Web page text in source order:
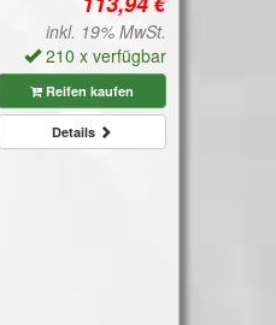
inkl. 19% MwSt.
210 x verfügbar
Reifen kaufen
Details